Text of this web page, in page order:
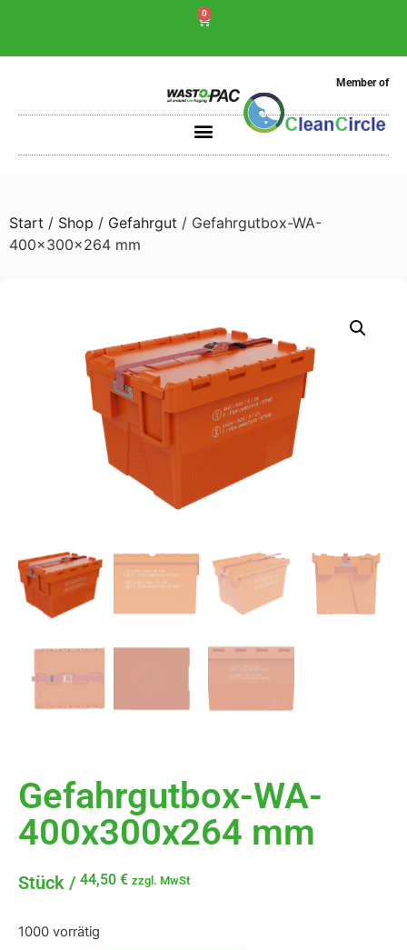
0
Member of
Start / Shop / Gefahrgut / Gefahrgutbox-WA-
400x300x264 mm
Gefahrgutbox-WA-
400x300x264 mm
44,50 € zzgl. MwSt
1000 vorrätig